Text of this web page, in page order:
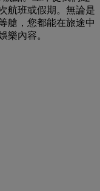
航班或假期。無論是
艙，您都能在旅途中
樂內容。